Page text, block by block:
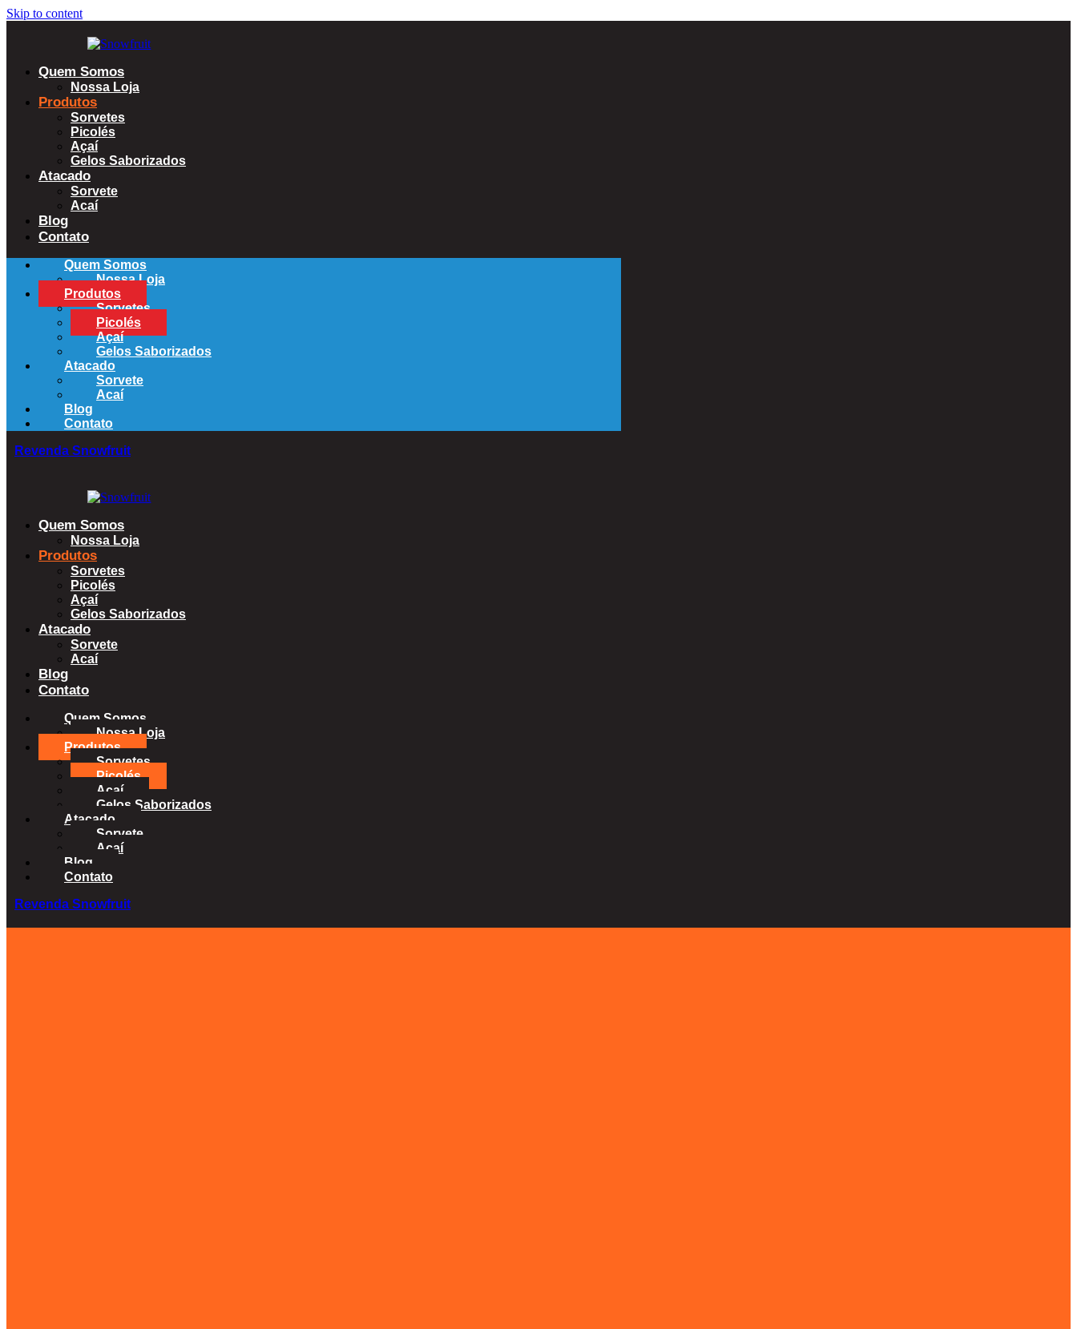
Skip to content
Quem Somos
Nossa Loja
Produtos
Sorvetes
Picolés
Açaí
Gelos Saborizados
Atacado
Sorvete
Acaí
Blog
Contato
Quem Somos
Nossa Loja
Produtos
Sorvetes
Picolés
Açaí
Gelos Saborizados
Atacado
Sorvete
Acaí
Blog
Contato
Revenda Snowfruit
Quem Somos
Nossa Loja
Produtos
Sorvetes
Picolés
Açaí
Gelos Saborizados
Atacado
Sorvete
Acaí
Blog
Contato
Quem Somos
Nossa Loja
Produtos
Sorvetes
Picolés
Açaí
Gelos Saborizados
Atacado
Sorvete
Acaí
Blog
Contato
Revenda Snowfruit